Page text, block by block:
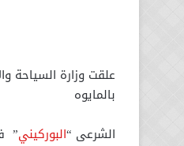
علقت وزارة السياحة
بالمايوه
الشرعى “البوركيني”